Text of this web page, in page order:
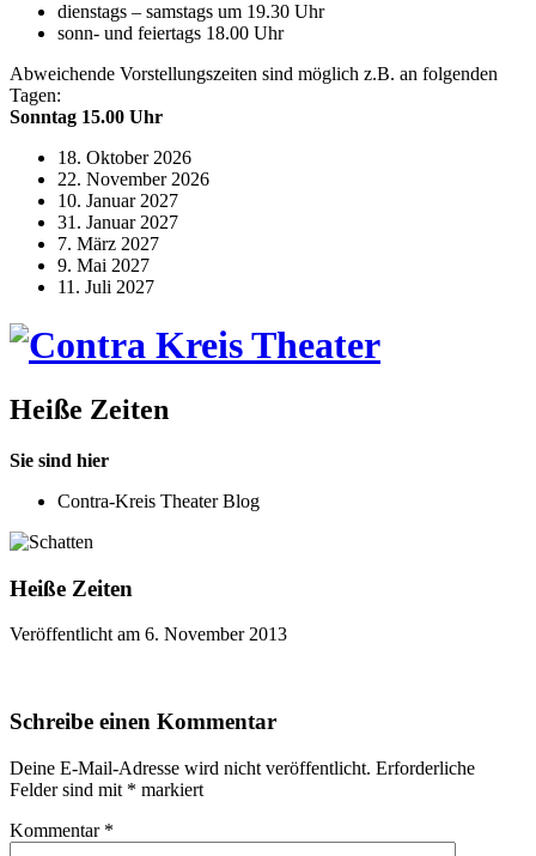
dienstags – samstags um 19.30 Uhr
sonn- und feiertags 18.00 Uhr
Abweichende Vorstellungszeiten sind möglich z.B. an folgenden
Tagen:
Sonntag 15.00 Uhr
18. Oktober 2026
22. November 2026
10. Januar 2027
31. Januar 2027
7. März 2027
9. Mai 2027
11. Juli 2027
Heiße Zeiten
Sie sind hier
Contra-Kreis Theater Blog
Heiße Zeiten
Veröffentlicht am 6. November 2013
Schreibe einen Kommentar
Deine E-Mail-Adresse wird nicht veröffentlicht. Erforderliche
Felder sind mit * markiert
Kommentar *